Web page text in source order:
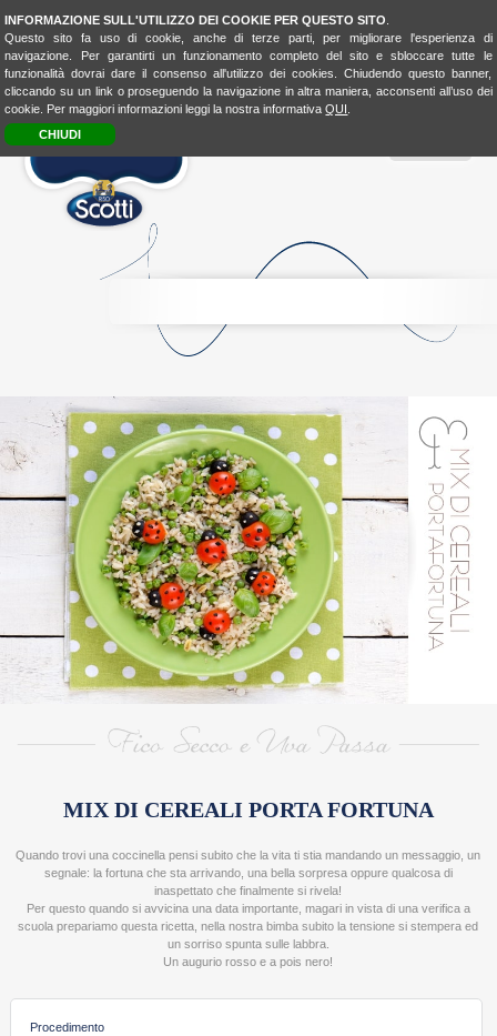
INFORMAZIONE SULL'UTILIZZO DEI COOKIE PER QUESTO SITO
Questo sito fa uso di cookie, anche di terze parti, per migliorare l'esperienza di
navigazione. Per garantirti un funzionamento completo del sito e sbloccare tutte le
funzionalità dovrai dare il consenso all'utilizzo dei cookies. Chiudendo questo banner,
cliccando su un link o proseguendo la navigazione in altra maniera, acconsenti all’uso dei
cookie. Per maggiori informazioni leggi la nostra informativaQUI
CHIUDI
4FASHION
RICE4KIDSBIO
EXPERIENCE
LACUCINAUNISCEIPOPOLI
ESHOP
RICEDESIGNERS >
ROBERTA RESTELLI
GIULIA SCARPALEGGIA
ANNA MARCONI
VALENTINA PRATO
LAURA ADANI
NICOL PINI
SUSANNA MARCHESI
MIX DI CEREALI PORTA FORTUNA
Quando trovi una coccinella pensi subito che la vita ti stia mandando un messaggio, un
segnale: la fortuna che sta arrivando, una bella sorpresa oppure qualcosa di
inaspettato che finalmente si rivela!
Per questo quando si avvicina una data importante, magari in vista di una verifica a
scuola prepariamo questa ricetta, nella nostra bimba subito la tensione si stempera ed
un sorriso spunta sulle labbra.
Un augurio rosso e a pois nero!
Procedimento